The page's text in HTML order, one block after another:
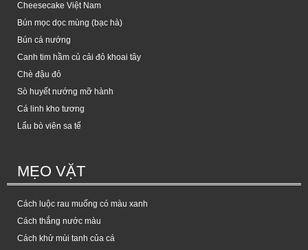
Cheesecake Việt Nam
Bún mọc dọc mùng (bạc hà)
Bún cá nướng
Canh tim hầm củ cải đỏ khoai tây
Chè đậu đỏ
Sò huyết nướng mỡ hành
Cá linh kho tương
Lẩu bò viên sa tế
MẸO VẶT
Cách luộc rau muống có màu xanh
Cách thắng nước màu
Cách khử mùi tanh của cá